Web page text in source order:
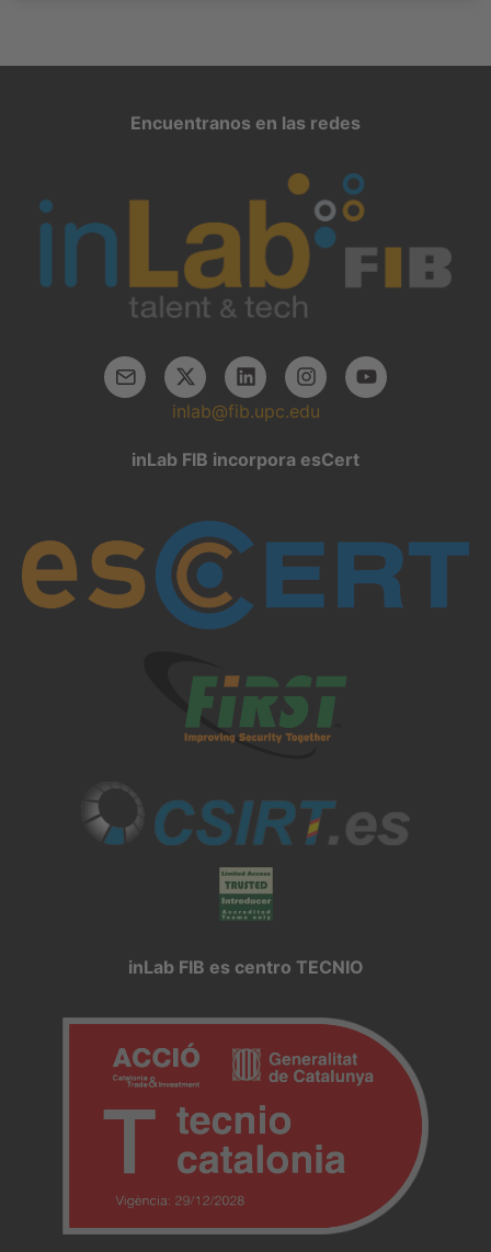
Encuentranos en las redes
inlab@fib.upc.edu
inLab FIB incorpora esCert
inLab FIB es centro TECNIO